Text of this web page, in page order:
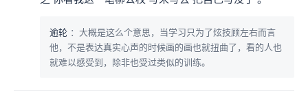
逾轮 ：大概是这么个意思，当学习只为了炫技顾左右而言
他，不是表达真实心声的时候画的画也就扭曲了，看的人也
就难以感受到，除非也受过类似的训练。